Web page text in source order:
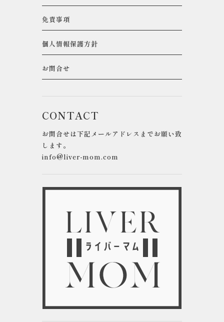
免責事項
個人情報保護方針
お問合せ
CONTACT
お問合せは下記メールアドレスまでお願い致
します。
info@liver-mom.com